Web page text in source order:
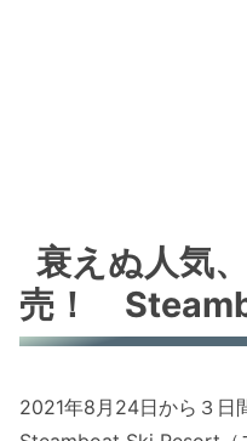
衰えぬ人気
売！
2021年8月24日から３日